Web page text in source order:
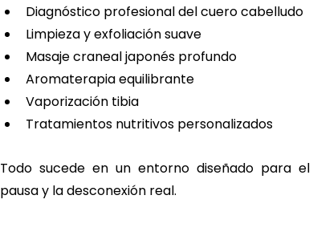
Diagnóstico profesional del cuero cabelludo
Limpieza y exfoliación suave
Masaje craneal japonés profundo
Aromaterapia equilibrante
Vaporización tibia
Tratamientos nutritivos personalizados
Todo sucede en un entorno diseñado para el
pausa y la desconexión real.